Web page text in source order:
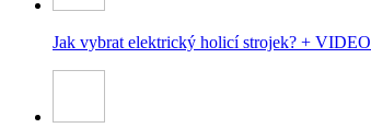
Jak vybrat elektrický holicí strojek? + VIDEO